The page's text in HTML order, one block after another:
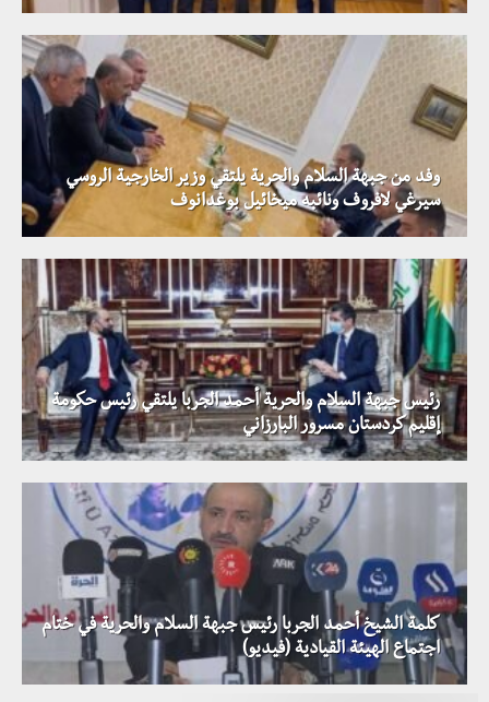
وفد من جبهة السلام والحرية يلتقي وزير الخارجية الروسي
سيرغي لافروف ونائبه ميخائيل بوغدانوف
رئيس جبهة السلام والحرية أحمد الجربا يلتقي رئيس حكومة
إقليم كردستان مسرور البارزاني
كلمة الشيخ أحمد الجربا رئيس جبهة السلام والحرية في ختام
اجتماع الهيئة القيادية (فيديو)